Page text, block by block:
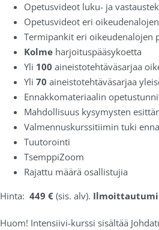
Opetusvideot luku- ja
Opetusvideot eri
Termipankit eri oikeudenalojen
Kolme harjoituspääsykoetta
Yli 100 aineistotehtäväsarjaa
Yli70 aineistotehtäväsarjaa
Ennakkomateriaalin
Mahdollisuus kysymysten
Valmennuskurssitiimin tuki
Tuutorointi
TsemppiZoom
Rajattu määrä osallistujia
Hinta: 449€(sis. alv).
Huom! Intensiivi-kurssi sisältää